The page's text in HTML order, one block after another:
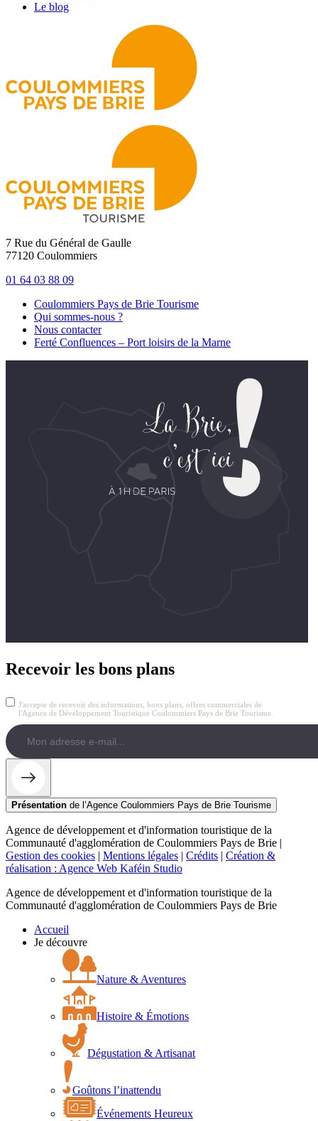
Le blog
7 Rue du Général de Gaulle
77120 Coulommiers
01 64 03 88 09
Coulommiers Pays de Brie Tourisme
Qui sommes-nous ?
Nous contacter
Ferté Confluences – Port loisirs de la Marne
Recevoir les bons plans
J'accepte de recevoir des informations, bons plans, offres commerciales de
l'Agence de Développement Touristique Coulommiers Pays de Brie Tourisme.
Présentation de l’Agence Coulommiers Pays de Brie Tourisme
Agence de développement et d'information touristique de la
Communauté d'agglomération de Coulommiers Pays de Brie |
Gestion des cookies | Mentions légales | Crédits | Création &
réalisation : Agence Web Kaféin Studio
Agence de développement et d'information touristique de la
Communauté d'agglomération de Coulommiers Pays de Brie
Accueil
Je découvre
Nature & Aventures
Histoire & Émotions
Dégustation & Artisanat
Goûtons l’inattendu
Événements Heureux